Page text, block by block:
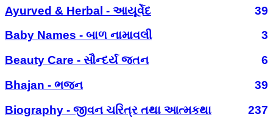
Ayurved & Herbal - આયૂર્વેદ
39
Baby Names - બાળ નામાવલી
3
Beauty Care - સૌન્દર્ય જતન
6
Bhajan - ભજન
39
Biography - જીવન ચરિત્ર તથા આત્મકથા
237